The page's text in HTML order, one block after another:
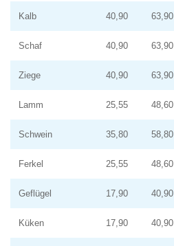
Kalb 40,90 63,90
Schaf 40,90 63,90
Ziege 40,90 63,90
Lamm 25,55 48,60
Schwein 35,80 58,80
Ferkel 25,55 48,60
Geflügel 17,90 40,90
Küken 17,90 40,90